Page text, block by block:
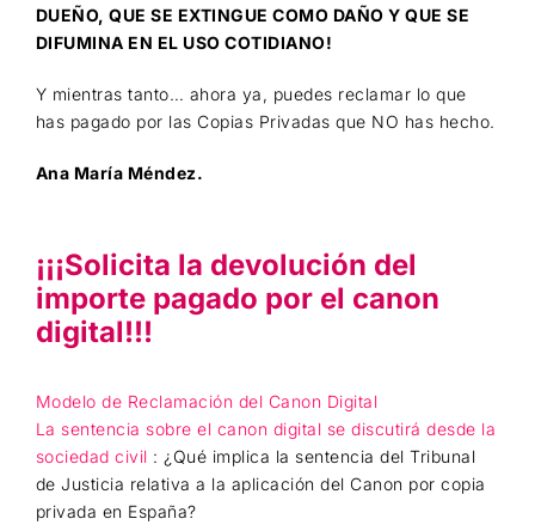
DUEÑO, QUE SE EXTINGUE COMO DAÑO Y QUE SE
DIFUMINA EN EL USO COTIDIANO!
Y mientras tanto… ahora ya, puedes reclamar lo que
has pagado por las Copias Privadas que NO has hecho.
Ana María Méndez.
¡¡¡Solicita la devolución del
importe pagado por el canon
digital!!!
Modelo de Reclamación del Canon Digital
La sentencia sobre el canon digital se discutirá desde la
sociedad civil : ¿Qué implica la sentencia del Tribunal
de Justicia relativa a la aplicación del Canon por copia
privada en España?